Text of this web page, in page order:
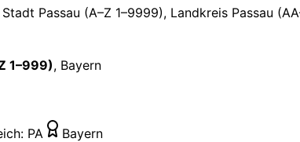
Passau (A–Z 1–9999), Landkreis Passau
1–999), Bayern
PA Bayern